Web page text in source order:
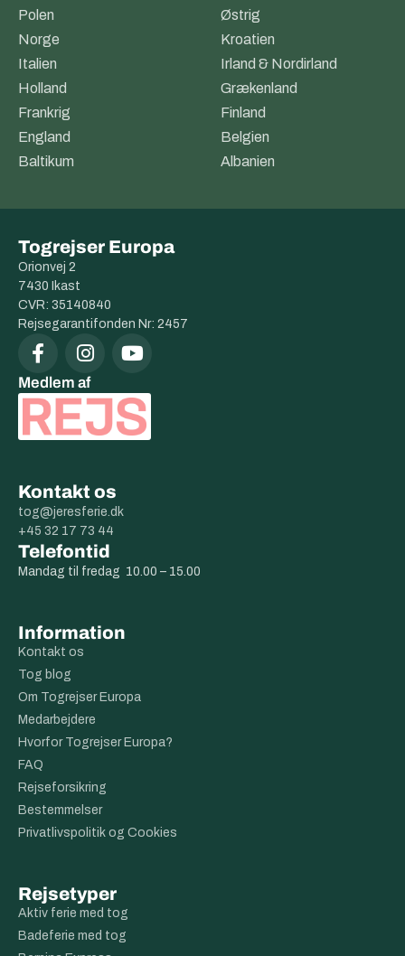
Polen
Østrig
Norge
Kroatien
Italien
Irland & Nordirland
Holland
Grækenland
Frankrig
Finland
England
Belgien
Baltikum
Albanien
Togrejser Europa
Orionvej 2
7430 Ikast
CVR: 35140840
Rejsegarantifonden Nr: 2457
Medlem af
Kontakt os
tog@jeresferie.dk
+45 32 17 73 44
Telefontid
Mandag til fredag 10.00 – 15.00
Information
Kontakt os
Tog blog
Om Togrejser Europa
Medarbejdere
Hvorfor Togrejser Europa?
FAQ
Rejseforsikring
Bestemmelser
Privatlivspolitik og Cookies
Rejsetyper
Aktiv ferie med tog
Badeferie med tog